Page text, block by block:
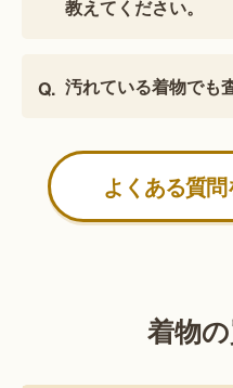
教えてください。
汚れている着物でも
よくある質
着物